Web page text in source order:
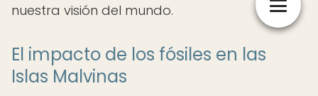
nuestra visión del mundo.
El impacto de los fósiles en las
Islas Malvinas